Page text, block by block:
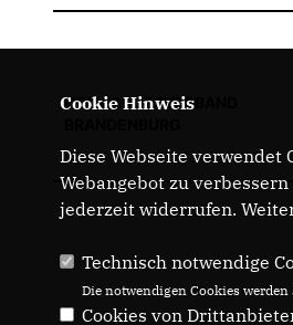
CDU LANDESVERBAND
Cookie Hinweis
Diese Webseite
Webangebot zu
jederzeit widerrufen.
Technisch notwendige
Die notwendigen Cookies
Cookies von